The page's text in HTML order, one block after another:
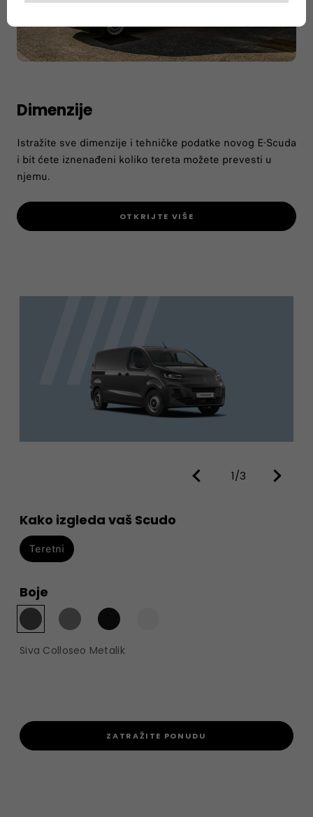
Dimenzije
Istražite sve dimenzije i tehničke podatke novog E-Scuda
i bit ćete iznenađeni koliko tereta možete prevesti u
njemu.
OTKRIJTE VIŠE
1/3
Kako izgleda vaš Scudo
Teretni
Boje
Siva Colloseo Metalik
ZATRAŽITE PONUDU